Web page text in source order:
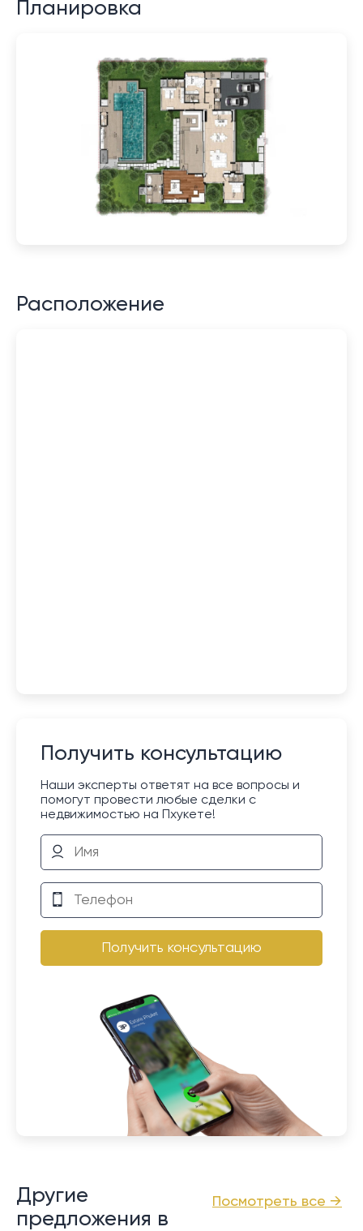
Планировка
Расположение
Получить консультацию
Наши эксперты ответят на все вопросы и
помогут провести любые сделки с
недвижимостью на Пхукете!
Получить консультацию
Посмотреть все →
Другие
предложения в